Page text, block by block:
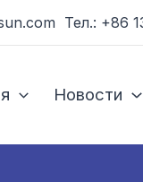
Тел.: +86
Новости